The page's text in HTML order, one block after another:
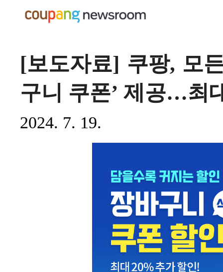
[보도자료] 쿠팡, 모
구니 쿠폰’ 제공…최
2024. 7. 19.